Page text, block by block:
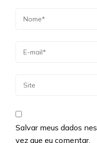
Salvar meus dados
vez que eu comentar.